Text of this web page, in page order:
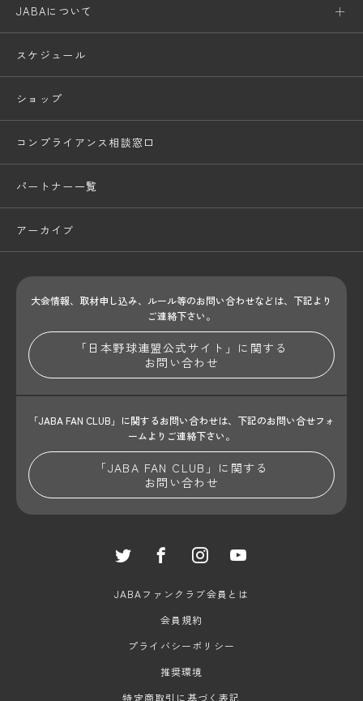
JABAについて
スケジュール
ショップ
コンプライアンス相談窓口
パートナー一覧
アーカイブ
大会情報、取材申し込み、ルール等のお問い合わせなどは、下記より
ご連絡下さい。
「日本野球連盟公式サイト」に関する
お問い合わせ
「JABA FAN CLUB」に関するお問い合わせは、 下記のお問い合せフォ
ームよりご連絡下さい。
「JABA FAN CLUB」に関する
お問い合わせ
JABAファンクラブ会員とは
会員規約
プライバシーポリシー
推奨環境
特定商取引に基づく表記